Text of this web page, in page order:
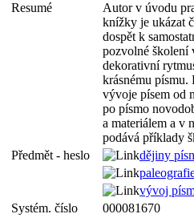
Resumé
Autor v úvodu
knížky je ukázat
dospět k
pozvolné školení
dekorativní
krásnému písmu.
vývoje písem od
po písmo
a materiálem a v
podává příklady
Předmět - heslo
dějiny
vývoj
Systém. číslo
000081670